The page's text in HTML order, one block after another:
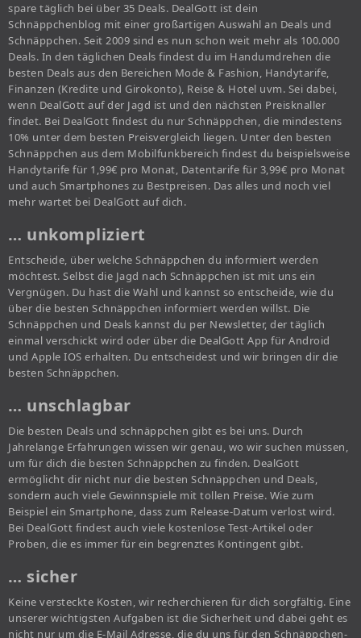
spare täglich bei über 35 Deals. DealGott ist dein
Schnäppchenblog mit einer großartigen Auswahl an Deals und
Schnäppchen. Seit 2009 sind es nun schon weit mehr als 100.000
Deals. In den täglichen Deals findest du im Handumdrehen die
besten Deals aus den Bereichen Mode & Fashion, Handytarife,
Finanzen (Kredite und Girokonto), Reise & Hotel uvm. Sei dabei,
wenn DealGott auf der Jagd ist und den nächsten Preisknaller
findet. Bei DealGott findest du nur Schnäppchen, die mindestens
10% unter dem besten Preisvergleich liegen. Unter den besten
Schnäppchen aus dem Mobilfunkbereich findest du beispielsweise
Handytarife für 1,99€ pro Monat, Datentarife für 3,99€ pro Monat
und auch Smartphones zu Bestpreisen. Das alles und noch viel
mehr wartet bei DealGott auf dich.
… unkompliziert
Entscheide, über welche Schnäppchen du informiert werden
möchtest. Selbst die Jagd nach Schnäppchen ist mit uns ein
Vergnügen. Du hast die Wahl und kannst so entscheide, wie du
über die besten Schnäppchen informiert werden willst. Die
Schnäppchen und Deals kannst du per Newsletter, der täglich
einmal verschickt wird oder über die DealGott App für Android
und Apple IOS erhalten. Du entscheidest und wir bringen dir die
besten Schnäppchen.
… unschlagbar
Die besten Deals und schnäppchen gibt es bei uns. Durch
Jahrelange Erfahrungen wissen wir genau, wo wir suchen müssen,
um für dich die besten Schnäppchen zu finden. DealGott
ermöglicht dir nicht nur die besten Schnäppchen und Deals,
sondern auch viele Gewinnspiele mit tollen Preise. Wie zum
Beispiel ein Smartphone, dass zum Release-Datum verlost wird.
Bei DealGott findest auch viele kostenlose Test-Artikel oder
Proben, die es immer für ein begrenztes Kontingent gibt.
… sicher
Keine versteckte Kosten, wir recherchieren für dich sorgfältig. Eine
unserer wichtigsten Aufgaben ist die Sicherheit und dabei geht es
nicht nur um die E-Mail Adresse, die du uns für den Schnäppchen-